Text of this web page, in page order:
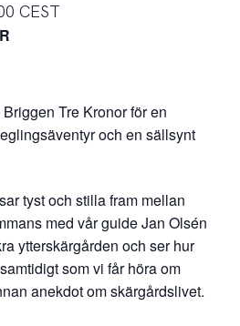
CEST
Tre Kronor för en
och en sällsynt
tyst och stilla fram mellan
med vår guide Jan Olsén
ytterskärgården och ser hur
som vi får höra om
anekdot om skärgårdslivet.